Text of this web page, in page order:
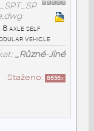
8 axle self
vehicle
_Různé-Jiné
Staženo: 8656x